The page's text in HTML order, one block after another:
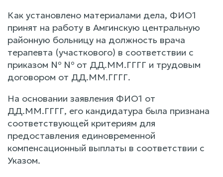
Как установлено материалами дела, ФИО1
принят на работу в Амгинскую центральную
районную больницу на должность врача
терапевта (участкового) в соответствии с
приказом № № от ДД.ММ.ГГГГ и трудовым
договором от ДД.ММ.ГГГГ.
На основании заявления ФИО1 от
ДД.ММ.ГГГГ, его кандидатура была признана
соответствующей критериям для
предоставления единовременной
компенсационный выплаты в соответствии с
Указом.